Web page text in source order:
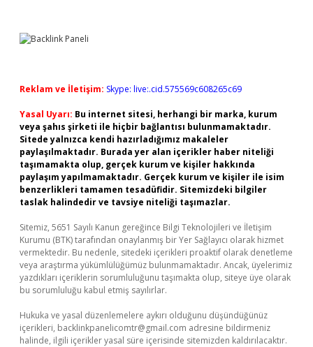
Reklam ve İletişim: Skype: live:.cid.575569c608265c69
Yasal Uyarı: Bu internet sitesi, herhangi bir marka, kurum
veya şahıs şirketi ile hiçbir bağlantısı bulunmamaktadır.
Sitede yalnızca kendi hazırladığımız makaleler
paylaşılmaktadır. Burada yer alan içerikler haber niteliği
taşımamakta olup, gerçek kurum ve kişiler hakkında
paylaşım yapılmamaktadır. Gerçek kurum ve kişiler ile isim
benzerlikleri tamamen tesadüfidir. Sitemizdeki bilgiler
taslak halindedir ve tavsiye niteliği taşımazlar.
Sitemiz, 5651 Sayılı Kanun gereğince Bilgi Teknolojileri ve İletişim
Kurumu (BTK) tarafından onaylanmış bir Yer Sağlayıcı olarak hizmet
vermektedir. Bu nedenle, sitedeki içerikleri proaktif olarak denetleme
veya araştırma yükümlülüğümüz bulunmamaktadır. Ancak, üyelerimiz
yazdıkları içeriklerin sorumluluğunu taşımakta olup, siteye üye olarak
bu sorumluluğu kabul etmiş sayılırlar.
Hukuka ve yasal düzenlemelere aykırı olduğunu düşündüğünüz
içerikleri, backlinkpanelicomtr@gmail.com adresine bildirmeniz
halinde, ilgili içerikler yasal süre içerisinde sitemizden kaldırılacaktır.